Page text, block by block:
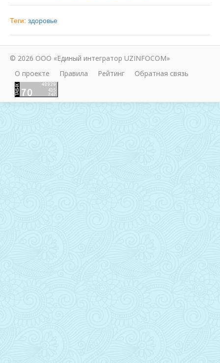
Теги: здоровье
© 2026 ООО «Единый интегратор UZINFOCOM»
О проекте
Правила Рейтинг Обратная связь